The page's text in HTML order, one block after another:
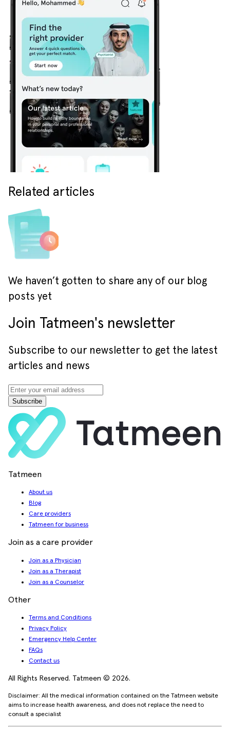
Related articles
We haven’t gotten to share any of our blog
posts yet
Join Tatmeen's newsletter
Subscribe to our newsletter to get the latest
articles and news
Subscribe
Tatmeen
About us
Blog
Care providers
Tatmeen for business
Join as a care provider
Join as a Physician
Join as a Therapist
Join as a Counselor
Other
Terms and Conditions
Privacy Policy
Emergency Help Center
FAQs
Contact us
All Rights Reserved. Tatmeen © 2026.
Disclaimer: All the medical information contained on the Tatmeen website
aims to increase health awareness, and does not replace the need to
consult a specialist